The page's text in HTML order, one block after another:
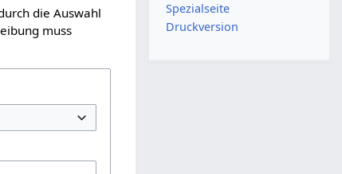
die Auswahl
muss
Spezialseite
Druckversion